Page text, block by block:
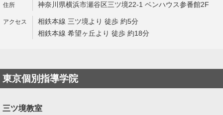
神奈川県横浜市瀬谷区三ツ境22-1 ベンハウス参番館2F
相鉄本線 三ツ境より 徒歩 約5分
相鉄本線 希望ヶ丘より 徒歩 約18分
東京個別指導学院
三ツ境教室